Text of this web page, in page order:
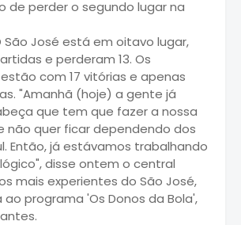
de perder o segundo lugar na
São José está em oitavo lugar,
e perderam 13. Os
com 17 vitórias e apenas
"Amanhã (hoje) a gente já
que tem que fazer a nossa
não quer ficar dependendo dos
Então, já estávamos trabalhando
disse ontem o central
mais experientes do São José,
programa 'Os Donos da Bola',